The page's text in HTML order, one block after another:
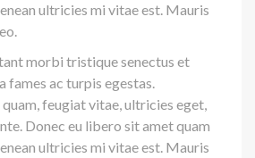
ultricies mi vitae est. Mauris
morbi tristique senectus et
fames ac turpis egestas.
feugiat vitae, ultricies eget,
Donec eu libero sit amet quam
ultricies mi vitae est. Mauris